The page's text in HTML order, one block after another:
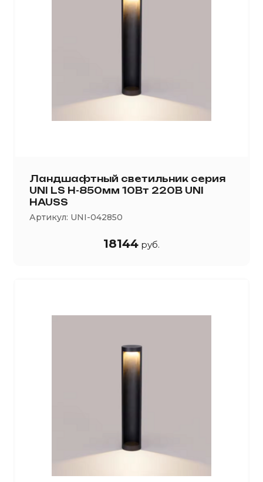
Ландшафтный светильник серия
UNI LS H-850мм 10Вт 220В UNI
HAUSS
Артикул: UNI-042850
18144 руб.